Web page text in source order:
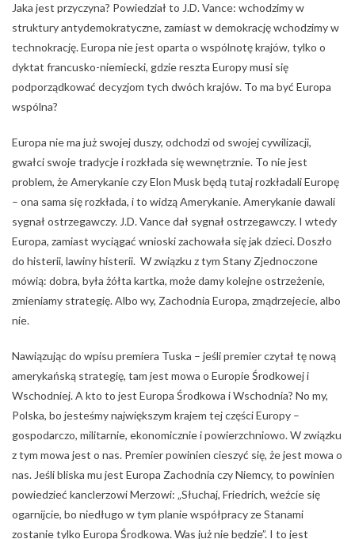
Jaka jest przyczyna? Powiedział to J.D. Vance: wchodzimy w
struktury antydemokratyczne, zamiast w demokrację wchodzimy w
technokrację. Europa nie jest oparta o wspólnotę krajów, tylko o
dyktat francusko-niemiecki, gdzie reszta Europy musi się
podporządkować decyzjom tych dwóch krajów. To ma być Europa
wspólna?
Europa nie ma już swojej duszy, odchodzi od swojej cywilizacji,
gwałci swoje tradycje i rozkłada się wewnętrznie. To nie jest
problem, że Amerykanie czy Elon Musk będą tutaj rozkładali Europę
– ona sama się rozkłada, i to widzą Amerykanie. Amerykanie dawali
sygnał ostrzegawczy. J.D. Vance dał sygnał ostrzegawczy. I wtedy
Europa, zamiast wyciągać wnioski zachowała się jak dzieci. Doszło
do histerii, lawiny histerii. W związku z tym Stany Zjednoczone
mówią: dobra, była żółta kartka, może damy kolejne ostrzeżenie,
zmieniamy strategię. Albo wy, Zachodnia Europa, zmądrzejecie, albo
nie.
Nawiązując do wpisu premiera Tuska – jeśli premier czytał tę nową
amerykańską strategię, tam jest mowa o Europie Środkowej i
Wschodniej. A kto to jest Europa Środkowa i Wschodnia? No my,
Polska, bo jesteśmy największym krajem tej części Europy –
gospodarczo, militarnie, ekonomicznie i powierzchniowo. W związku
z tym mowa jest o nas. Premier powinien cieszyć się, że jest mowa o
nas. Jeśli bliska mu jest Europa Zachodnia czy Niemcy, to powinien
powiedzieć kanclerzowi Merzowi: „Słuchaj, Friedrich, weźcie się
ogarnijcie, bo niedługo w tym planie współpracy ze Stanami
zostanie tylko Europa Środkowa. Was już nie będzie”. I to jest